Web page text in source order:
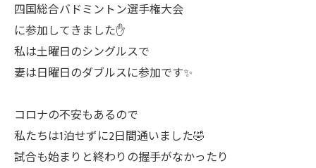
四国総合バドミントン選手権大会
に参加してきました✋
私は土曜日のシングルスで
妻は日曜日のダブルスに参加です✨
コロナの不安もあるので
私たちは1泊せずに2日間通いました🤣
試合も始まりと終わりの握手がなかったり